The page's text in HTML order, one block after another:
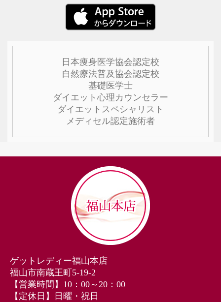
日本痩身医学協会認定校
自然療法普及協会認定校
基礎医学士
ダイエット心理カウンセラー
ダイエットスペシャリスト
メディセル認定施術者
ゲットレディー福山本店
福山市南蔵王町5-19-2
【営業時間】10：00～20：00
【定休日】日曜・祝日